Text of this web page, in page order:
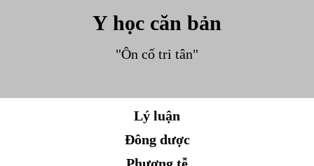
Y học căn bản
"Ôn cố tri tân"
Lý luận
Đông dược